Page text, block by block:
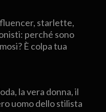
starlette,
perché sono
È colpa tua
la vera donna, il
uomo dello stilista